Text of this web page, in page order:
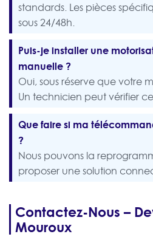
standards. Les pièces
sous 24/48h.
Puis-je installer une
manuelle ?
Oui, sous réserve que votre
Un technicien peut vérifier
Que faire si ma
?
Nous pouvons la
proposer une solution
Contactez-Nous –
Mouroux